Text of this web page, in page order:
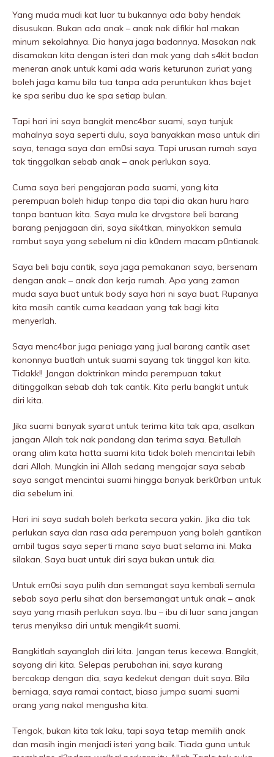
Yang muda mudi kat luar tu bukannya ada baby hendak
disusukan. Bukan ada anak – anak nak difikir hal makan
minum sekolahnya. Dia hanya jaga badannya. Masakan nak
disamakan kita dengan isteri dan mak yang dah s4kit badan
meneran anak untuk kami ada waris keturunan zuriat yang
boleh jaga kamu bila tua tanpa ada peruntukan khas bajet
ke spa seribu dua ke spa setiap bulan.
Tapi hari ini saya bangkit menc4bar suami, saya tunjuk
mahalnya saya seperti dulu, saya banyakkan masa untuk diri
saya, tenaga saya dan em0si saya. Tapi urusan rumah saya
tak tinggalkan sebab anak – anak perIukan saya.
Cuma saya beri pengajaran pada suami, yang kita
perempuan boleh hidup tanpa dia tapi dia akan huru hara
tanpa bantuan kita. Saya mula ke drvgstore beli barang
barang penjagaan diri, saya sik4tkan, minyakkan semula
rambut saya yang sebelum ni dia k0ndem macam p0ntianak.
Saya beli baju cantik, saya jaga pemakanan saya, bersenam
dengan anak – anak dan kerja rumah. Apa yang zaman
muda saya buat untuk body saya hari ni saya buat. Rupanya
kita masih cantik cuma keadaan yang tak bagi kita
menyerlah.
Saya menc4bar juga peniaga yang jual barang cantik aset
kononnya buatlah untuk suami sayang tak tinggal kan kita.
Tidakk!! Jangan doktrinkan minda perempuan takut
ditinggalkan sebab dah tak cantik. Kita perlu bangkit untuk
diri kita.
Jika suami banyak syarat untuk terima kita tak apa, asalkan
jangan Allah tak nak pandang dan terima saya. Betullah
orang alim kata hatta suami kita tidak boleh mencintai lebih
dari Allah. Mungkin ini Allah sedang mengajar saya sebab
saya sangat mencintai suami hingga banyak berk0rban untuk
dia sebelum ini.
Hari ini saya sudah boleh berkata secara yakin. Jika dia tak
perIukan saya dan rasa ada perempuan yang boleh gantikan
ambil tugas saya seperti mana saya buat selama ini. Maka
silakan. Saya buat untuk diri saya bukan untuk dia.
Untuk em0si saya pulih dan semangat saya kembali semula
sebab saya perlu sihat dan bersemangat untuk anak – anak
saya yang masih perIukan saya. Ibu – ibu di luar sana jangan
terus menyiksa diri untuk mengik4t suami.
Bangkitlah sayanglah diri kita. Jangan terus kecewa. Bangkit,
sayang diri kita. Selepas perubahan ini, saya kurang
bercakap dengan dia, saya kedekut dengan duit saya. Bila
berniaga, saya ramai contact, biasa jumpa suami suami
orang yang nakal mengusha kita.
Tengok, bukan kita tak laku, tapi saya tetap memilih anak
dan masih ingin menjadi isteri yang baik. Tiada guna untuk